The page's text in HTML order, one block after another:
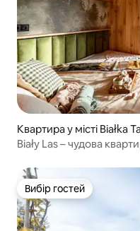
Квартира у місті Białka
Biały Las – чудова
Вибір гостей
Вибір гостей